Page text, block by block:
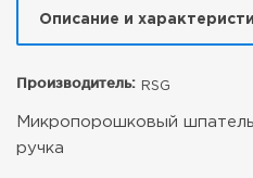
Описание и
Производитель: RSG
Микропорошковый
ручка